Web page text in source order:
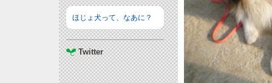
ほじょ犬って、なあに？
Twitter